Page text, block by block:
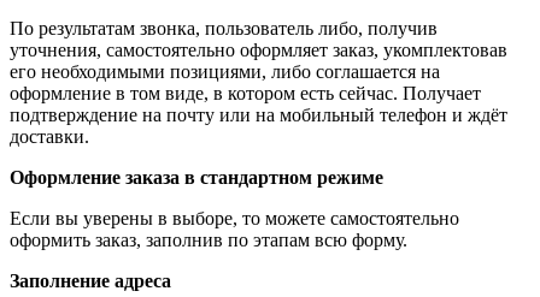
По результатам звонка, пользователь либо, получив
уточнения, самостоятельно оформляет заказ, укомплектовав
его необходимыми позициями, либо соглашается на
оформление в том виде, в котором есть сейчас. Получает
подтверждение на почту или на мобильный телефон и ждёт
доставки.
Оформление заказа в стандартном режиме
Если вы уверены в выборе, то можете самостоятельно
оформить заказ, заполнив по этапам всю форму.
Заполнение адреса